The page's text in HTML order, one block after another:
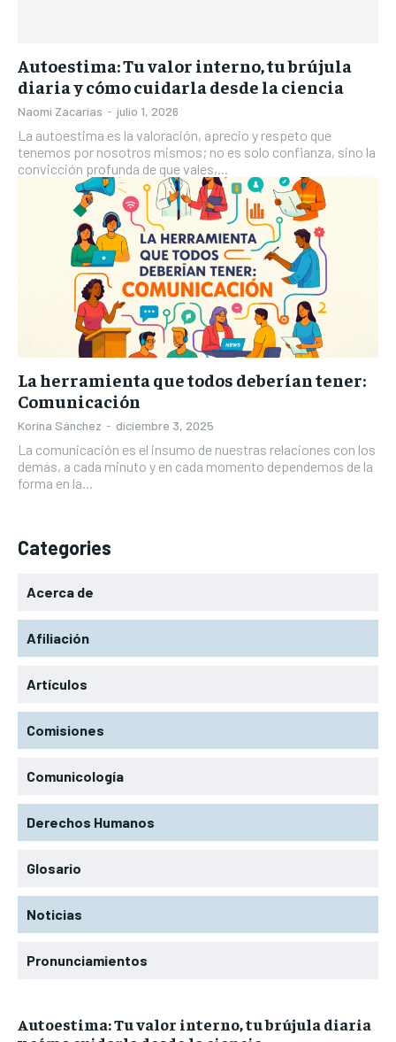
Autoestima: Tu valor interno, tu brújula
diaria y cómo cuidarla desde la ciencia
Naomi Zacarías - julio 1, 2026
La autoestima es la valoración, aprecio y respeto que
tenemos por nosotros mismos; no es solo confianza, sino la
convicción profunda de que vales,...
La herramienta que todos deberían tener:
Comunicación
Korina Sánchez - diciembre 3, 2025
La comunicación es el insumo de nuestras relaciones con los
demás, a cada minuto y en cada momento dependemos de la
forma en la...
Categories
Acerca de
Afiliación
Artículos
Comisiones
Comunicología
Derechos Humanos
Glosario
Noticias
Pronunciamientos
Autoestima: Tu valor interno, tu brújula diaria